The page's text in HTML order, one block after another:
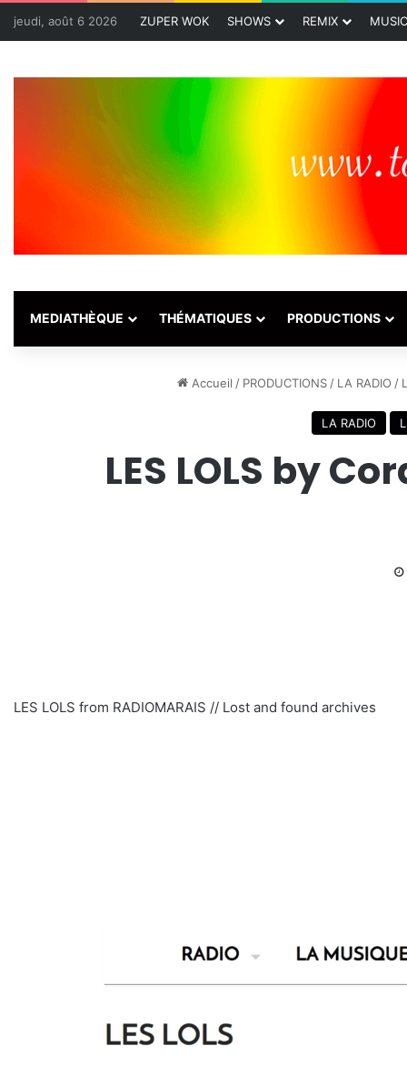
jeudi, août 6 2026 ZUPER WOK SHOWS REMIX MUSIC
MEDIATHÈQUE THÉMATIQUES PRODUCTIONS
Accueil / PRODUCTIONS / LA RADIO /
LA RADIO
LES LOLS by
LES LOLS from RADIOMARAIS // Lost and found archives